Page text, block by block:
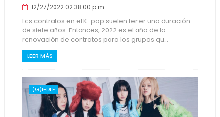
12/27/2022 02:38:00 p.m.
Los contratos en el K-pop suelen tener una duración
de siete años. Entonces, 2022 es el año de la
renovación de contratos para los grupos qu...
LEER MÁS
(G)I-DLE